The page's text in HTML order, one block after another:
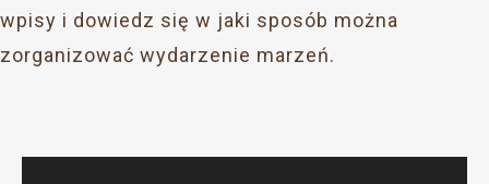
wpisy i dowiedz się w jaki sposób można
zorganizować wydarzenie marzeń.